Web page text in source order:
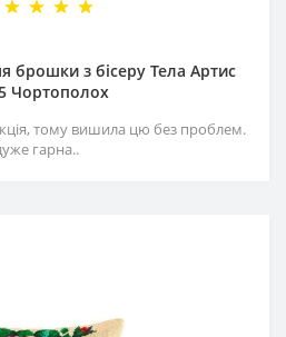
брошки з бісеру Тела Артис
Чортополох
тому вишила цю без проблем.
гарна..